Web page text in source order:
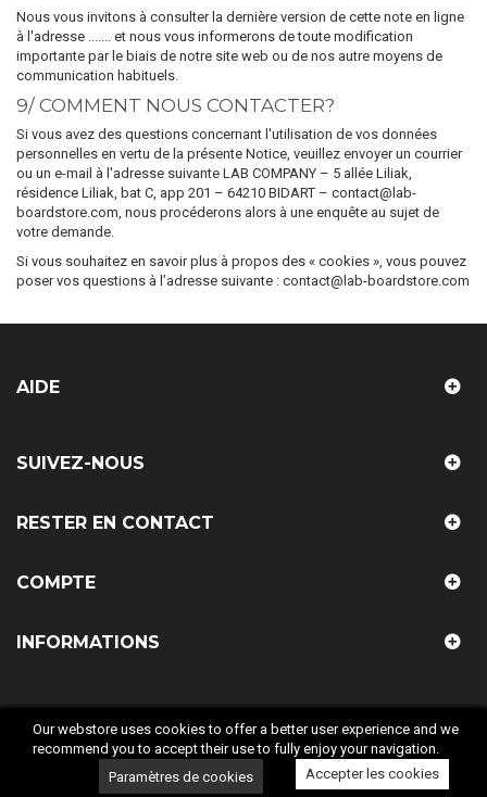
Our webstore uses cookies to offer a better user experience and we
recommend you to accept their use to fully enjoy your navigation.
Accepter les cookies
Paramètres de cookies
Nous vous invitons à consulter la dernière version de cette note en ligne
à l'adresse ....... et nous vous informerons de toute modification
importante par le biais de notre site web ou de nos autre moyens de
communication habituels.
9/ COMMENT NOUS CONTACTER?
Si vous avez des questions concernant l'utilisation de vos données
personnelles en vertu de la présente Notice, veuillez envoyer un courrier
ou un e-mail à l'adresse suivante LAB COMPANY – 5 allée Liliak,
résidence Liliak, bat C, app 201 – 64210 BIDART – contact@lab-
boardstore.com, nous procéderons alors à une enquête au sujet de
votre demande.
Si vous souhaitez en savoir plus à propos des « cookies », vous pouvez
poser vos questions à l’adresse suivante : contact@lab-boardstore.com
AIDE
SUIVEZ-NOUS
RESTER EN CONTACT
COMPTE
INFORMATIONS
© 2018 LAB COMPANY. Tous droit réservés